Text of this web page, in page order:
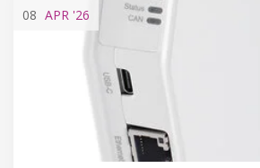
08 APR '26